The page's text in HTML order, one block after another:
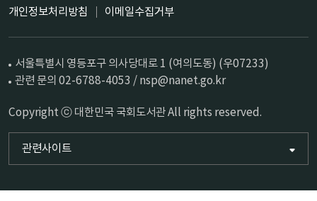
개인정보처리방침 이메일수집거부
서울특별시 영등포구 의사당대로 1 (여의도동) (우07233)
관련 문의 02-6788-4053 / nsp@nanet.go.kr
Copyright ⓒ 대한민국 국회도서관 All rights reserved.
관련사이트